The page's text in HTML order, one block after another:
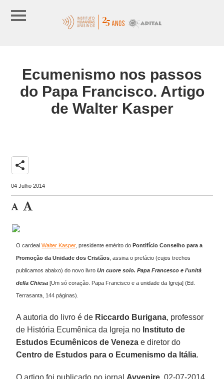
Ecumenismo nos passos
do Papa Francisco. Artigo
de Walter Kasper
share
04 Julho 2014
O cardealWalter Kasper, presidente emérito doPontifício Conselho para a
Promoção da Unidade dos Cristãos , assina o prefácio (cujos trechos
publicamos abaixo) do novo livroUn cuore solo. Papa Francesco e l’unità
della Chiesa [Um só coração. Papa Francisco e a unidade da Igreja] (Ed.
Terrasanta, 144 páginas).
A autoria do livro é de Riccardo Burigana, professor
de História Ecumênica da Igreja no Instituto de
Estudos Ecumênicos de Veneza e diretor do
Centro de Estudos para o Ecumenismo da Itália.
O artigo foi publicado no jornal Avvenire, 02-07-2014.